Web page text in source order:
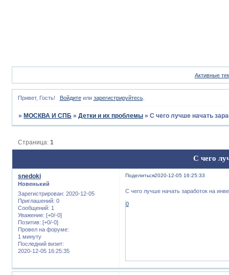
Активные
Привет, Гость! Войдитеили зарегистрируйтесь.
» МОСКВА И СПБ »Детки и их проблемы »С чего лучше начать
С чего
Страница:1
Поделиться2020-12-05 16:25:33
snedoki
Новенький
Зарегистрирован: 2020-12-05
Приглашений: 0
Сообщений: 1
Уважение: [+0/-0]
Позитив: [+0/-0]
Провел на форуме:
1 минуту
Последний визит:
2020-12-05 16:25:35
С чего лучше начать заработок на
0